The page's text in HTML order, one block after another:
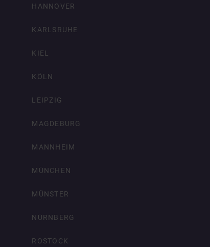
HANNOVER
KARLSRUHE
KIEL
KÖLN
LEIPZIG
MAGDEBURG
MANNHEIM
MÜNCHEN
MÜNSTER
NÜRNBERG
ROSTOCK